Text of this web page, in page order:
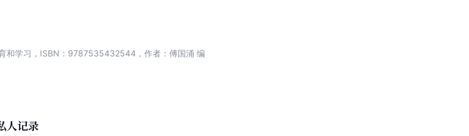
和学习，ISBN：9787535432544，作者：傅国涌 编
人记录